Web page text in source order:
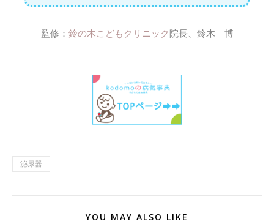
監修： 鈴の木こどもクリニック 院長、鈴木 博
泌尿器
YOU MAY ALSO LIKE